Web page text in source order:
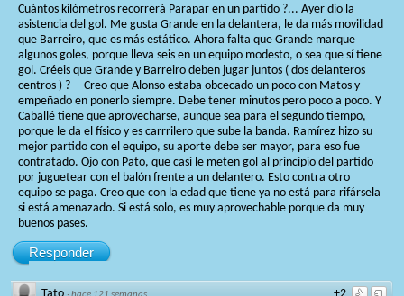
Cuántos kilómetros recorrerá Parapar en un partido ?... Ayer dio la
asistencia del gol. Me gusta Grande en la delantera, le da más movilidad
que Barreiro, que es más estático. Ahora falta que Grande marque
algunos goles, porque lleva seis en un equipo modesto, o sea que sí tiene
gol. Créeis que Grande y Barreiro deben jugar juntos ( dos delanteros
centros ) ?--- Creo que Alonso estaba obcecado un poco con Matos y
empeñado en ponerlo siempre. Debe tener minutos pero poco a poco. Y
Caballé tiene que aprovecharse, aunque sea para el segundo tiempo,
porque le da el físico y es carrrilero que sube la banda. Ramírez hizo su
mejor partido con el equipo, su aporte debe ser mayor, para eso fue
contratado. Ojo con Pato, que casi le meten gol al principio del partido
por juguetear con el balón frente a un delantero. Esto contra otro
equipo se paga. Creo que con la edad que tiene ya no está para rifársela
si está amenazado. Si está solo, es muy aprovechable porque da muy
buenos pases.
Responder